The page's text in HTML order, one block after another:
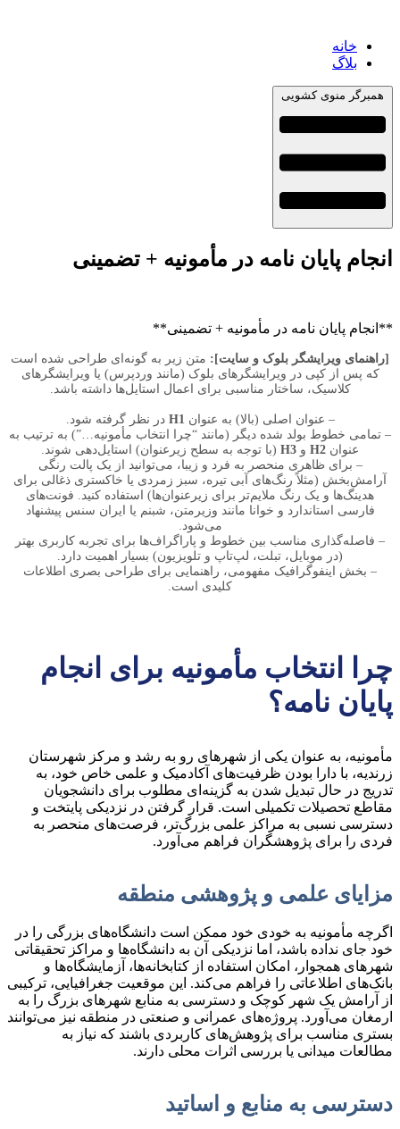
خانه
بلاگ
همبرگر منوی کشویی
انجام پایان نامه در مأمونیه + تضمینی
**انجام پایان نامه در مأمونیه + تضمینی**
[راهنمای ویرایشگر بلوک و سایت]: متن زیر به گونه‌ای طراحی شده است
که پس از کپی در ویرایشگرهای بلوک (مانند وردپرس) یا ویرایشگرهای
کلاسیک، ساختار مناسبی برای اعمال استایل‌ها داشته باشد.
– عنوان اصلی (بالا) به عنوان H1 در نظر گرفته شود.
– تمامی خطوط بولد شده دیگر (مانند “چرا انتخاب مأمونیه…”) به ترتیب به
عنوان H2 و H3 (با توجه به سطح زیرعنوان) استایل‌دهی شوند.
– برای ظاهری منحصر به فرد و زیبا، می‌توانید از یک پالت رنگی
آرامش‌بخش (مثلاً رنگ‌های آبی تیره، سبز زمردی یا خاکستری ذغالی برای
هدینگ‌ها و یک رنگ ملایم‌تر برای زیرعنوان‌ها) استفاده کنید. فونت‌های
فارسی استاندارد و خوانا مانند وزیرمتن، شبنم یا ایران سنس پیشنهاد
می‌شود.
– فاصله‌گذاری مناسب بین خطوط و پاراگراف‌ها برای تجربه کاربری بهتر
(در موبایل، تبلت، لپ‌تاپ و تلویزیون) بسیار اهمیت دارد.
– بخش اینفوگرافیک مفهومی، راهنمایی برای طراحی بصری اطلاعات
کلیدی است.
چرا انتخاب مأمونیه برای انجام
پایان نامه؟
مأمونیه، به عنوان یکی از شهرهای رو به رشد و مرکز شهرستان
زرندیه، با دارا بودن ظرفیت‌های آکادمیک و علمی خاص خود، به
تدریج در حال تبدیل شدن به گزینه‌ای مطلوب برای دانشجویان
مقاطع تحصیلات تکمیلی است. قرار گرفتن در نزدیکی پایتخت و
دسترسی نسبی به مراکز علمی بزرگ‌تر، فرصت‌های منحصر به
فردی را برای پژوهشگران فراهم می‌آورد.
مزایای علمی و پژوهشی منطقه
اگرچه مأمونیه به خودی خود ممکن است دانشگاه‌های بزرگی را در
خود جای نداده باشد، اما نزدیکی آن به دانشگاه‌ها و مراکز تحقیقاتی
شهرهای همجوار، امکان استفاده از کتابخانه‌ها، آزمایشگاه‌ها و
بانک‌های اطلاعاتی را فراهم می‌کند. این موقعیت جغرافیایی، ترکیبی
از آرامش یک شهر کوچک و دسترسی به منابع شهرهای بزرگ را به
ارمغان می‌آورد. پروژه‌های عمرانی و صنعتی در منطقه نیز می‌توانند
بستری مناسب برای پژوهش‌های کاربردی باشند که نیاز به
مطالعات میدانی یا بررسی اثرات محلی دارند.
دسترسی به منابع و اساتید